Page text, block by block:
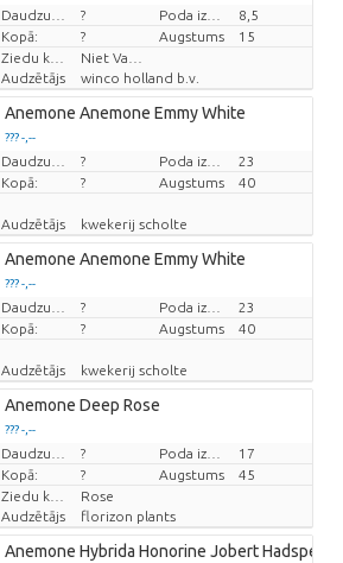
Cena par vienību
?
8,5
Kopā:
? Augstums
15
Ziedu krāsas
Audzētājs
winco holland b.v.
Anemone Anemone Emmy White
??? -,--
Cena par vienību
?
23
Kopā:
? Augstums 40
Audzētājs kwekerij scholte
Anemone Anemone Emmy White
??? -,--
Cena par vienību
?
23
Kopā:
? Augstums 40
Audzētājs kwekerij scholte
Anemone Deep Rose
??? -,--
Cena par vienību
?
17
Kopā:
? Augstums
45
Ziedu krāsas
Rose
Audzētājs
florizon plants
Anemone Hybrida Honorine Jobert Hadspen